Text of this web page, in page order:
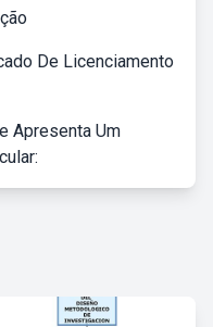
De Licenciamento
Apresenta Um